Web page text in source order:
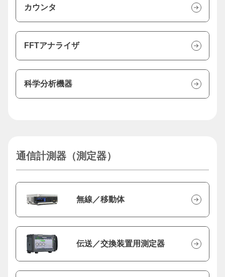
カウンタ
FFTアナライザ
科学分析機器
通信計測器（測定器）
無線／移動体
伝送／交換装置用測定器